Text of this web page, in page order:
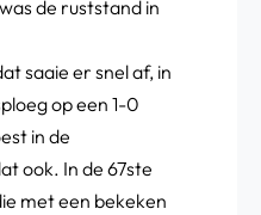
de ruststand in
saaie er snel af, in
op een 1-0
in de
ook. In de 67ste
met een bekeken